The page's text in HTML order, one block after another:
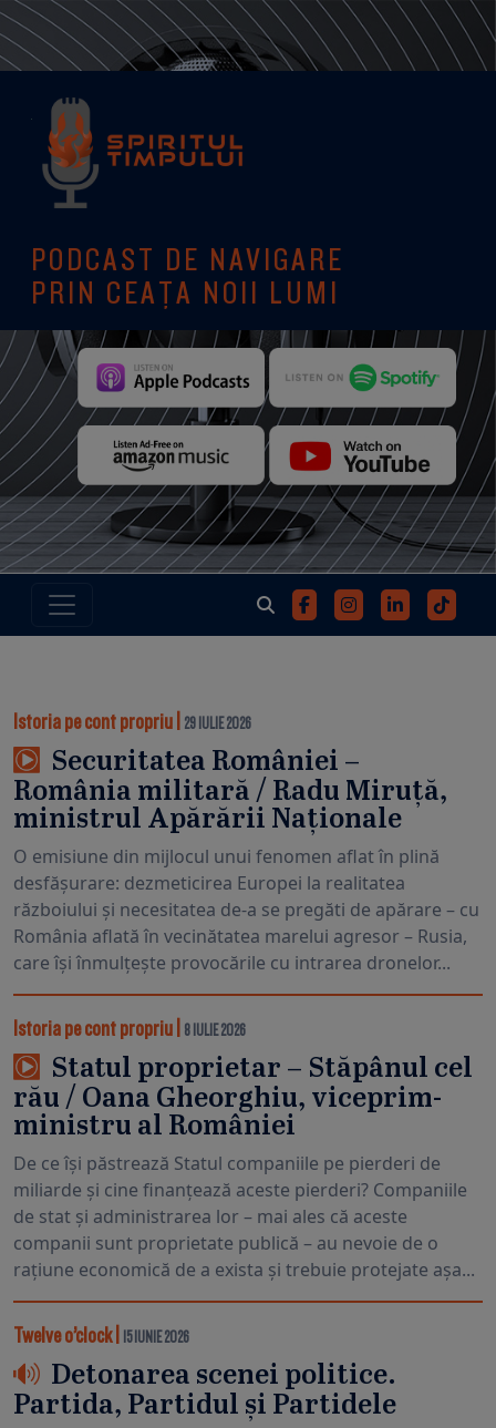
PODCAST DE NAVIGARE
PRIN CEAȚA NOII LUMI
Istoria pe cont propriu 29 IULIE 2026
Securitatea României –
România militară / Radu Miruță,
ministrul Apărării Naționale
O emisiune din mijlocul unui fenomen aflat în plină
desfășurare: dezmeticirea Europei la realitatea
războiului și necesitatea de-a se pregăti de apărare – cu
România aflată în vecinătatea marelui agresor – Rusia,
care își înmulțește provocările cu intrarea dronelor...
Istoria pe cont propriu 8 IULIE 2026
Statul proprietar – Stăpânul cel
rău / Oana Gheorghiu, viceprim-
ministru al României
De ce își păstrează Statul companiile pe pierderi de
miliarde și cine finanțează aceste pierderi? Companiile
de stat și administrarea lor – mai ales că aceste
companii sunt proprietate publică – au nevoie de o
rațiune economică de a exista și trebuie protejate așa...
Twelve o’clock| 15 IUNIE 2026
Detonarea scenei politice.
Partida, Partidul și Partidele